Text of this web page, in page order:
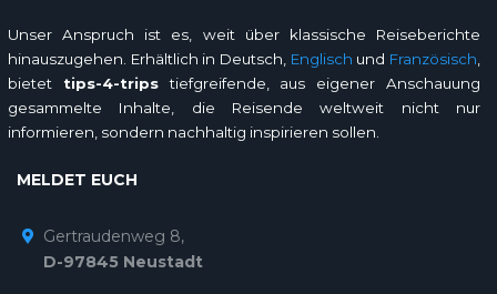
Unser Anspruch ist es, weit über klassische Reiseberichte
hinauszugehen. Erhältlich in Deutsch, Englisch und Französisch,
bietet tips-4-tripstiefgreifende, aus eigener Anschauung
gesammelte Inhalte, die Reisende weltweit nicht nur
informieren, sondern nachhaltig inspirieren sollen.
MELDET EUCH
Gertraudenweg 8,
D-97845 Neustadt